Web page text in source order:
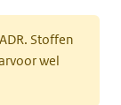
Stoffen
wel